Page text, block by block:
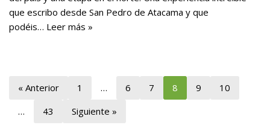
que escribo desde San Pedro de Atacama y que
podéis… Leer más »
« Anterior 1 … 6 7 8 9
10
…
43 Siguiente »